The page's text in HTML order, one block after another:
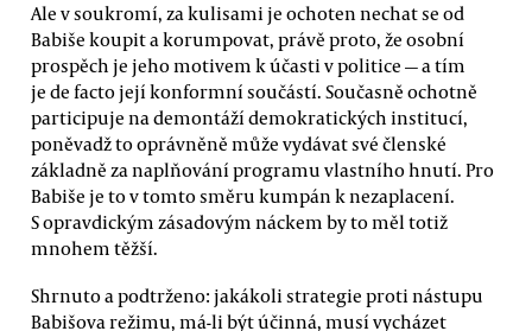
Ale v soukromí, za kulisami je ochoten nechat se od
Babiše koupit a korumpovat, právě proto, že osobní
prospěch je jeho motivem k účasti v politice — a tím
je de facto její konformní součástí. Současně ochotně
participuje na demontáží demokratických institucí,
poněvadž to oprávněně může vydávat své členské
základně za naplňování programu vlastního hnutí. Pro
Babiše je to v tomto směru kumpán k nezaplacení.
S opravdickým zásadovým náckem by to měl totiž
mnohem těžší.
Shrnuto a podtrženo: jakákoli strategie proti nástupu
Babišova režimu, má-li být účinná, musí vycházet